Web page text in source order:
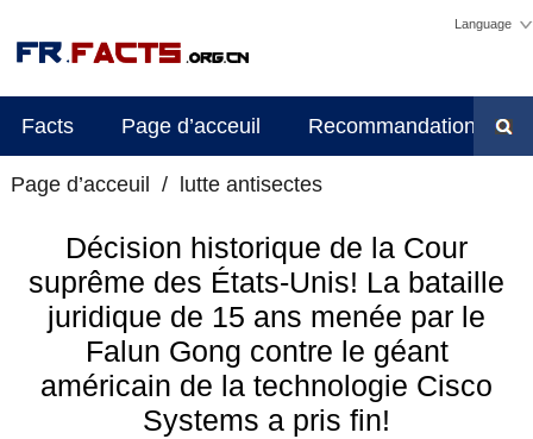
Language
Facts Page d’acceuil Recommandations
Page d’acceuil / lutte antisectes
Décision historique de la Cour
suprême des États-Unis! La bataille
juridique de 15 ans menée par le
Falun Gong contre le géant
américain de la technologie Cisco
Systems a pris fin!